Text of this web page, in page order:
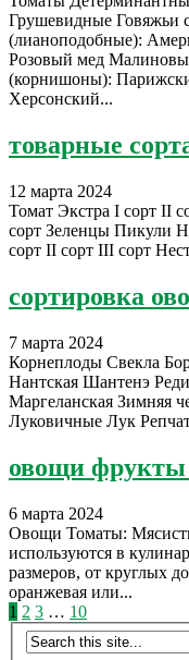
Грушевидные Говяжьи
(лианоподобные):
Розовый мед
(корнишоны):
Херсонский...
товарные
12 марта 2024
Томат Экстра I сорт II
сорт Зеленцы Пикули
сорт II сорт III сорт
сортировка
7 марта 2024
Корнеплоды Свекла
Нантская Шантенэ
Маргеланская Зимняя
Луковичные Лук
овощи фрукты
6 марта 2024
Овощи Томаты:
используются в
размеров, от круглых
оранжевая или...
Пагинация
записей
1 2 3 … 10